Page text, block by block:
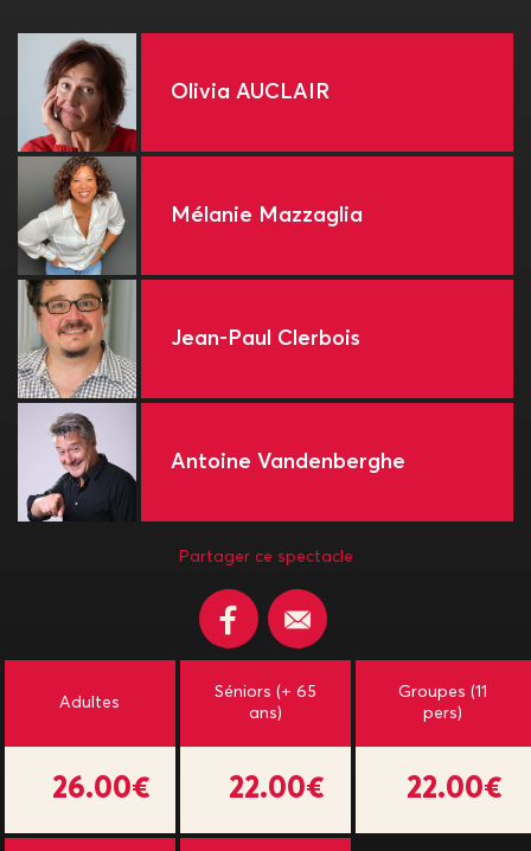
Olivia AUCLAIR
Mélanie Mazzaglia
Jean-Paul Clerbois
Antoine Vandenberghe
Partager ce spectacle
Adultes
26.00€
Séniors (+ 65
ans)
22.00€
Groupes (11
pers)
22.00€